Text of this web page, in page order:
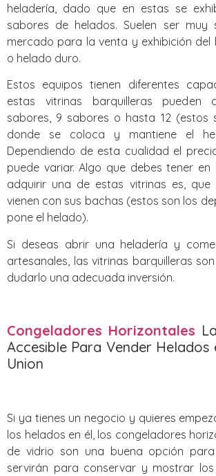
heladería, dado que en estas se
sabores de helados. Suelen ser muy
mercado para la venta y exhibición del
o helado duro.
Estos equipos tienen diferentes
estas vitrinas barquilleras pueden
sabores, 9 sabores o hasta 12 (estos
donde se coloca y mantiene el
Dependiendo de esta cualidad el
puede variar. Algo que debes tener
adquirir una de estas vitrinas es, que
vienen con sus bachas (estos son los
pone el helado).
Si deseas abrir una heladería y
artesanales, las vitrinas barquilleras
dudarlo una adecuada inversión.
Congeladores Horizontales
Accesible Para Vender Helados
Union
Si ya tienes un negocio y quieres
los helados en él, los congeladores
de vidrio son una buena opción
servirán para conservar y mostrar